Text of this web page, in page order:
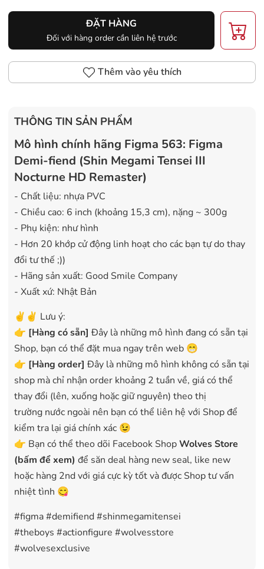
ĐẶT HÀNG
Đối với hàng order cần liên hệ trước
Thêm vào yêu thích
THÔNG TIN SẢN PHẨM
Mô hình chính hãng Figma 563: Figma
Demi-fiend (Shin Megami Tensei III
Nocturne HD Remaster)
- Chất liệu: nhựa PVC
- Chiều cao: 6 inch (khoảng 15,3 cm), nặng ~ 300g
- Phụ kiện: như hình
- Hơn 20 khớp cử động linh hoạt cho các bạn tự do thay
đổi tư thế ;))
- Hãng sản xuất: Good Smile Company
- Xuất xứ: Nhật Bản
✌️✌️ Lưu ý:
👉 [Hàng có sẵn] Đây là những mô hình đang có sẵn tại
Shop, bạn có thể đặt mua ngay trên web 😁
👉 [Hàng order] Đây là những mô hình không có sẵn tại
shop mà chỉ nhận order khoảng 2 tuần về, giá có thể
thay đổi (lên, xuống hoặc giữ nguyên) theo thị
trường nước ngoài nên bạn có thể liên hệ với Shop để
kiểm tra lại giá chính xác 😉
👉 Bạn có thể theo dõi Facebook ShopWolves Store
(bấm để xem) để săn deal hàng new seal, like new
hoặc hàng 2nd với giá cực kỳ tốt và được Shop tư vấn
nhiệt tình 😋
#figma #demifiend #shinmegamitensei
#theboys #actionfigure #wolvesstore
#wolvesexclusive